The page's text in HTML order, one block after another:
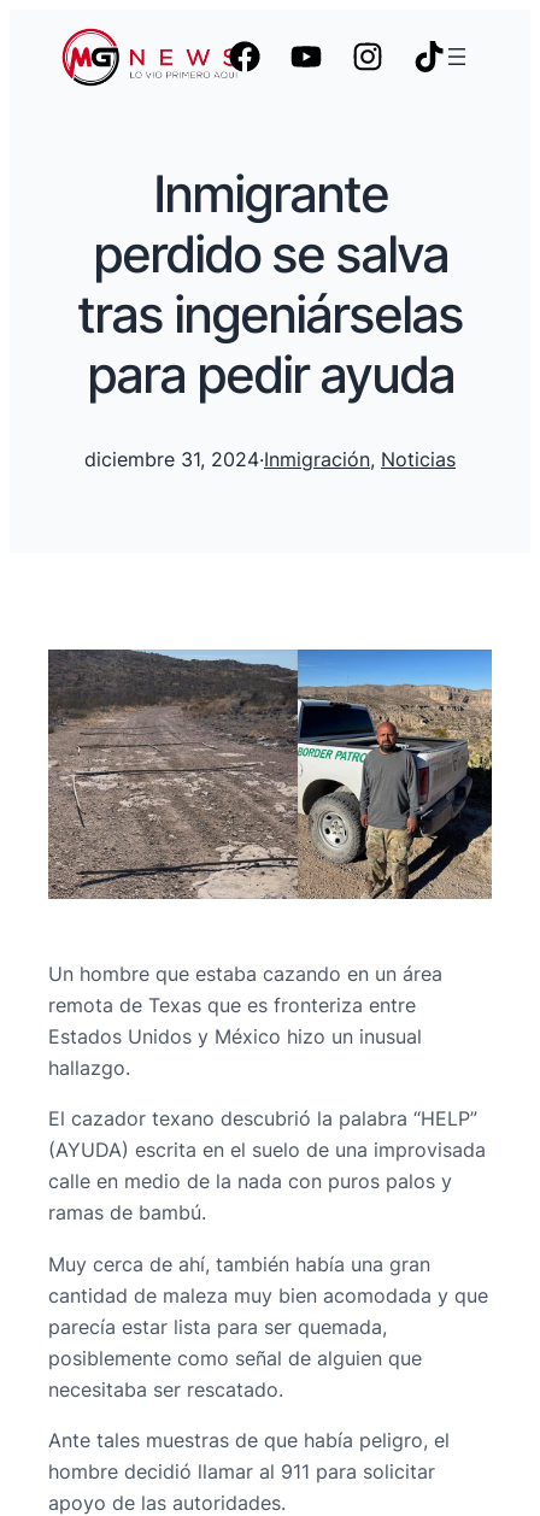
Inmigrante
perdido se salva
tras ingeniárselas
para pedir ayuda
diciembre 31, 2024·Inmigración, Noticias
Un hombre que estaba cazando en un área
remota de Texas que es fronteriza entre
Estados Unidos y México hizo un inusual
hallazgo.
El cazador texano descubrió la palabra “HELP”
(AYUDA) escrita en el suelo de una improvisada
calle en medio de la nada con puros palos y
ramas de bambú.
Muy cerca de ahí, también había una gran
cantidad de maleza muy bien acomodada y que
parecía estar lista para ser quemada,
posiblemente como señal de alguien que
necesitaba ser rescatado.
Ante tales muestras de que había peligro, el
hombre decidió llamar al 911 para solicitar
apoyo de las autoridades.